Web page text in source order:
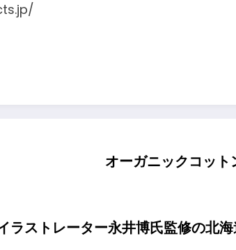
オーガニックコッ
ラストレーター永井博氏監修の北